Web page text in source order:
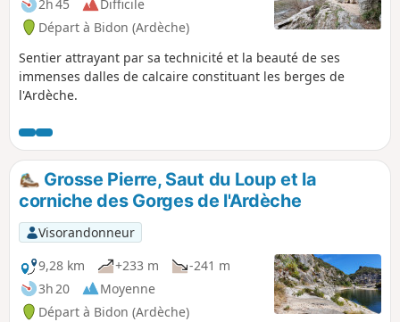
2h 45
Difficile
Départ à Bidon (Ardèche)
Sentier attrayant par sa technicité et la beauté de ses
immenses dalles de calcaire constituant les berges de
l'Ardèche.
Grosse Pierre, Saut du Loup et la
corniche des Gorges de l'Ardèche
Visorandonneur
9,28 km
+233 m
-241 m
3h 20
Moyenne
Départ à Bidon (Ardèche)